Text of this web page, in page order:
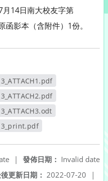
14日南大校友字第
影本（含附件）1份。
窗
窗
窗
發佈日期： Invalid date
|
更新日期： 2022-07-20 |